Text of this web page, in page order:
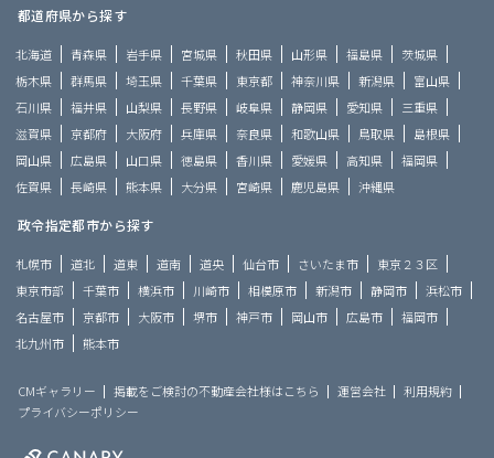
都道府県から探す
北海道 青森県 岩手県 宮城県 秋田県 山形県 福島県
茨城県
栃木県
群馬県 埼玉県 千葉県 東京都 神奈川県 新潟県
富山県
石川県
福井県 山梨県 長野県 岐阜県 静岡県 愛知県
三重県
滋賀県
京都府 大阪府 兵庫県 奈良県 和歌山県 鳥取県
島根県
岡山県
広島県 山口県 徳島県 香川県 愛媛県 高知県
福岡県
佐賀県
長崎県 熊本県 大分県 宮崎県 鹿児島県 沖縄県
政令指定都市から探す
札幌市 道北 道東 道南 道央 仙台市 さいたま市
東京２３区
東京市部
千葉市 横浜市 川崎市 相模原市 新潟市 静岡市
浜松市
名古屋市
京都市 大阪市 堺市 神戸市 岡山市 広島市
福岡市
北九州市
熊本市
CMギャラリー 掲載をご検討の不動産会社様はこちら 運営会社
利用規約
プライバシーポリシー